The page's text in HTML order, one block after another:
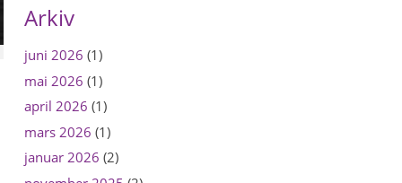
Arkiv
juni 2026 (1)
mai 2026 (1)
april 2026 (1)
mars 2026 (1)
januar 2026 (2)